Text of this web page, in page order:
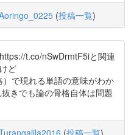
(投稿一覧)
t.co/nSwDrmtF5iと関連
ど
で現れる単語の意味がわか
きでも論の骨格自体は問題
(投稿一覧)